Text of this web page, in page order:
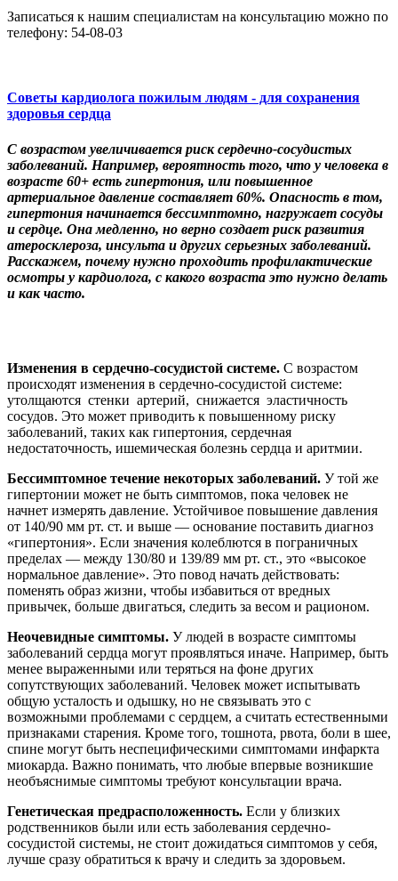
Записаться к нашим специалистам на консультацию можно по
телефону: 54-08-03
Советы кардиолога пожилым людям - для сохранения
здоровья сердца
С возрастом увеличивается риск сердечно-сосудистых
заболеваний. Например, вероятность того, что у человека в
возрасте 60+ есть гипертония, или повышенное
артериальное давление составляет 60%. Опасность в том,
гипертония начинается бессимптомно, нагружает сосуды
и сердце. Она медленно, но верно создает риск развития
атеросклероза, инсульта и других серьезных заболеваний.
Расскажем, почему нужно проходить профилактические
осмотры у кардиолога, с какого возраста это нужно делать
и как часто.
Изменения в сердечно-сосудистой системе. С возрастом
происходят изменения в сердечно-сосудистой системе:
утолщаются стенки артерий, снижается эластичность
сосудов. Это может приводить к повышенному риску
заболеваний, таких как гипертония, сердечная
недостаточность, ишемическая болезнь сердца и аритмии.
Бессимптомное течение некоторых заболеваний. У той же
гипертонии может не быть симптомов, пока человек не
начнет измерять давление. Устойчивое повышение давления
от 140/90 мм рт. ст. и выше — основание поставить диагноз
«гипертония». Если значения колеблются в пограничных
пределах — между 130/80 и 139/89 мм рт. ст., это «высокое
нормальное давление». Это повод начать действовать:
поменять образ жизни, чтобы избавиться от вредных
привычек, больше двигаться, следить за весом и рационом.
Неочевидные симптомы. У людей в возрасте симптомы
заболеваний сердца могут проявляться иначе. Например, быть
менее выраженными или теряться на фоне других
сопутствующих заболеваний. Человек может испытывать
общую усталость и одышку, но не связывать это с
возможными проблемами с сердцем, а считать естественными
признаками старения. Кроме того, тошнота, рвота, боли в шее,
спине могут быть неспецифическими симптомами инфаркта
миокарда. Важно понимать, что любые впервые возникшие
необъяснимые симптомы требуют консультации врача.
Генетическая предрасположенность. Если у близких
родственников были или есть заболевания сердечно-
сосудистой системы, не стоит дожидаться симптомов у себя,
лучше сразу обратиться к врачу и следить за здоровьем.